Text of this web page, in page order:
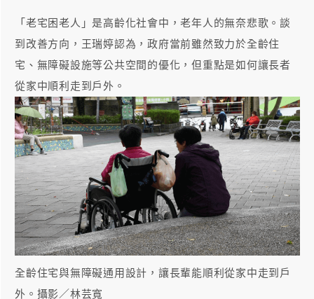
「老宅困老人」是高齡化社會中，老年人的無奈悲歌。談
到改善方向，王瑞婷認為，政府當前雖然致力於全齡住
宅、無障礙設施等公共空間的優化，但重點是如何讓長者
從家中順利走到戶外。
全齡住宅與無障礙通用設計，讓長輩能順利從家中走到戶
外。攝影／林芸寬